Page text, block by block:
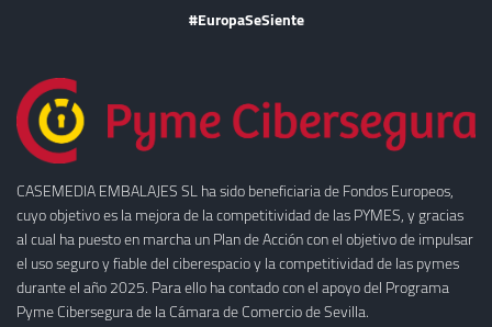
#EuropaSeSiente
CASEMEDIA EMBALAJES SL ha sido beneficiaria de Fondos Europeos,
cuyo objetivo es la mejora de la competitividad de las PYMES, y gracias
al cual ha puesto en marcha un Plan de Acción con el objetivo de impulsar
el uso seguro y fiable del ciberespacio y la competitividad de las pymes
durante el año 2025. Para ello ha contado con el apoyo del Programa
Pyme Cibersegura de la Cámara de Comercio de Sevilla.